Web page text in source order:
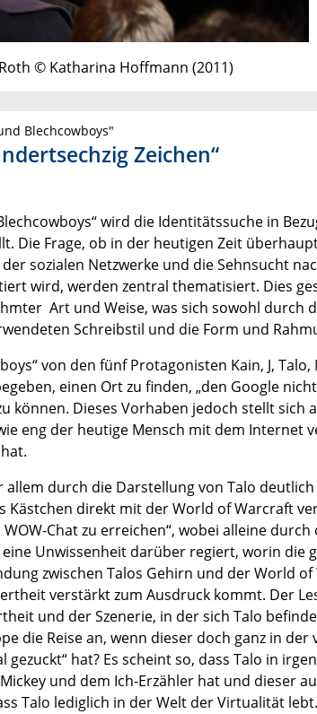
© Katharina Hoffmann (2011)
Blechcowboys"
Zeichen“
wird die Identitätssuche in
Die Frage, ob in der heutigen Zeit
sozialen Netzwerke und die Sehnsucht
wird, werden zentral thematisiert. Dies
Art und Weise, was sich sowohl durch
Schreibstil und die Form und
von den fünf Protagonisten Kain, J, Talo,
einen Ort zu finden, „den Google
können. Dieses Vorhaben jedoch stellt sich
eng der heutige Mensch mit dem Internet
durch die Darstellung von Talo
Kästchen direkt mit der World of Warcraft
Chat zu erreichen“, wobei alleine durch
Unwissenheit darüber regiert, worin die
zwischen Talos Gehirn und der World
verstärkt zum Ausdruck kommt. Der
und der Szenerie, in der sich Talo
die Reise an, wenn dieser doch ganz in
hat? Es scheint so, dass Talo in
und dem Ich-Erzähler hat und dieser
Talo lediglich in der Welt der Virtualität lebt.